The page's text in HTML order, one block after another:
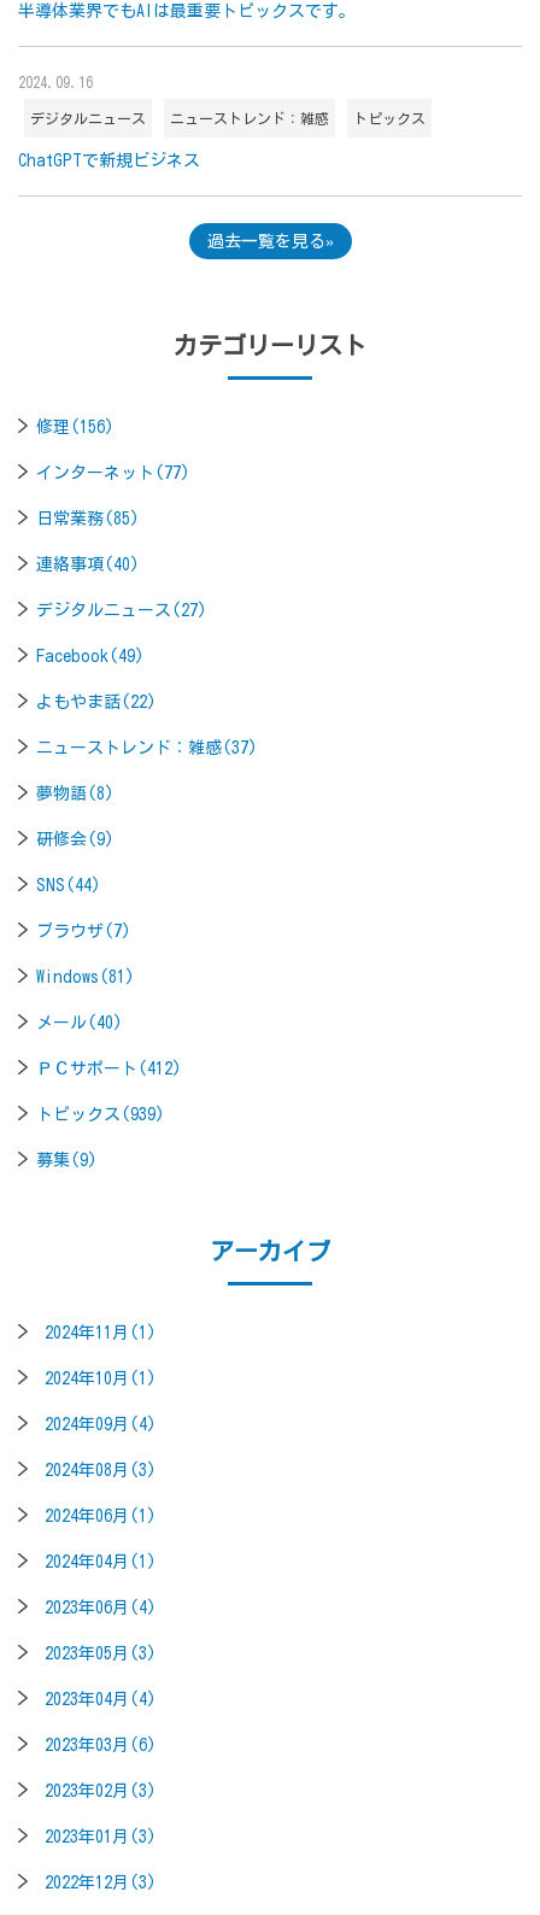
半導体業界でもAIは最重要トピックスです。
2024.09.16
デジタルニュース ニューストレンド：雑感 トピックス
ChatGPTで新規ビジネス
過去一覧を見る
カテゴリーリスト
修理(156)
インターネット(77)
日常業務(85)
連絡事項(40)
デジタルニュース(27)
Facebook(49)
よもやま話(22)
ニューストレンド：雑感(37)
夢物語(8)
研修会(9)
SNS(44)
ブラウザ(7)
Windows(81)
メール(40)
ＰＣサポート(412)
トピックス(939)
募集(9)
アーカイブ
2024年11月(1)
2024年10月(1)
2024年09月(4)
2024年08月(3)
2024年06月(1)
2024年04月(1)
2023年06月(4)
2023年05月(3)
2023年04月(4)
2023年03月(6)
2023年02月(3)
2023年01月(3)
2022年12月(3)